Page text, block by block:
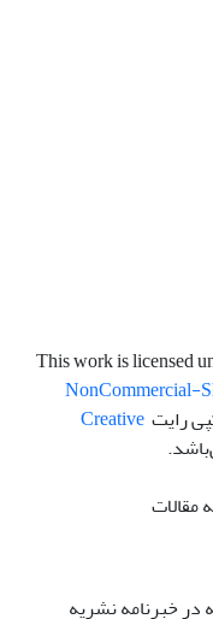
NonCommercial-
رایتCreative
در خبرنامه نشریه